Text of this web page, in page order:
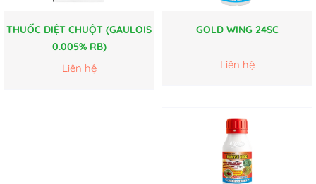
THUỐC DIỆT CHUỘT (GAULOIS
0.005% RB)
Liên hệ
GOLD WING 24SC
Liên hệ